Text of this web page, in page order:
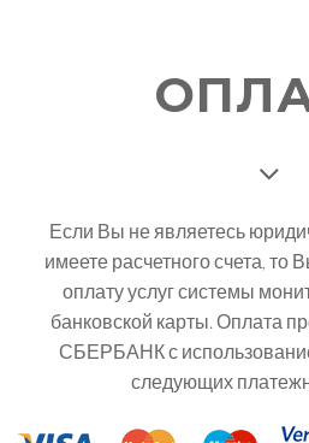
Если Вы не являетесь
имеете расчетного счета, то
оплату услуг системы
банковской карты. Оплата
СБЕРБАНК с
следующих